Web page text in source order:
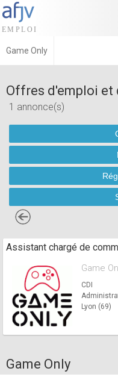
Game Only
Offres d'emploi et
1 annonce(s)
CDI
Assistant chargé de
Game
Lyon (69)
Game Only